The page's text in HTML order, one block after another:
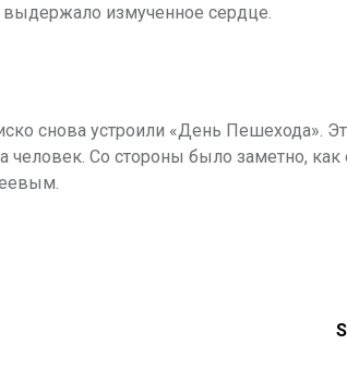
выдержало измученное сердце.
снова устроили «День Пешехода».
Со стороны было заметно, как